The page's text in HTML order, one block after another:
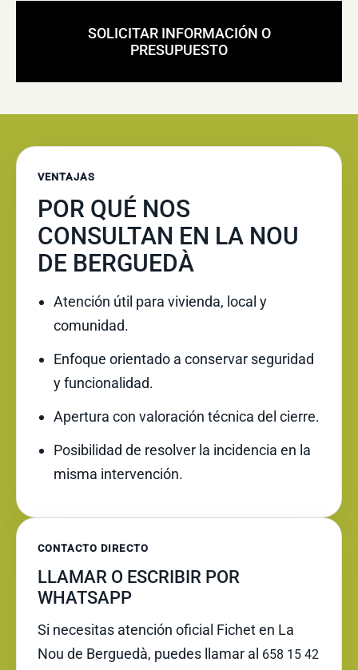
SOLICITAR INFORMACIÓN O
PRESUPUESTO
VENTAJAS
POR QUÉ NOS
CONSULTAN EN LA NOU
DE BERGUEDÀ
Atención útil para vivienda, local y
comunidad.
Enfoque orientado a conservar seguridad
y funcionalidad.
Apertura con valoración técnica del cierre.
Posibilidad de resolver la incidencia en la
misma intervención.
CONTACTO DIRECTO
LLAMAR O ESCRIBIR POR
WHATSAPP
Si necesitas atención oficial Fichet en La
Nou de Berguedà, puedes llamar al 658 15 42